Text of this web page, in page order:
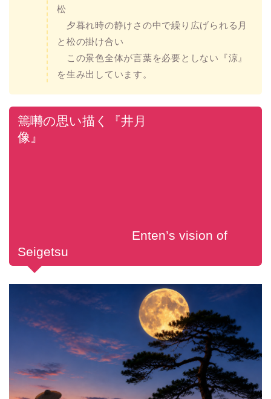
松
夕暮れ時の静けさの中で繰り広げられる月
と松の掛け合い
この景色全体が言葉を必要としない『涼』
を生み出しています。
篶囀の思い描く『井月
像』
Enten’s vision of
Seigetsu